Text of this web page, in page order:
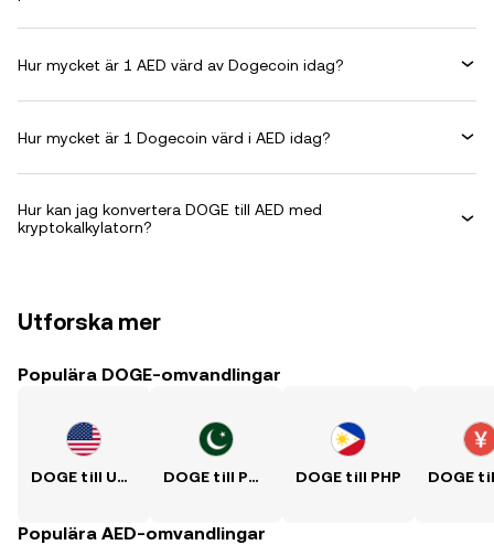
Hur mycket är 1 AED värd av Dogecoin idag?
Hur mycket är 1 Dogecoin värd i AED idag?
Hur kan jag konvertera DOGE till AED med
kryptokalkylatorn?
Utforska mer
Populära DOGE-omvandlingar
DOGE till USD DOGE till PKR DOGE till PHP
Populära AED-omvandlingar